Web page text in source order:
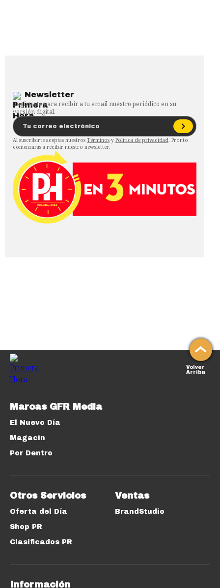
Newsletter
Regístrate para recibir a tu email nuestro periódico en su
versión digital.
Al suscribirte aceptas nuestros Términos y Política de privacidad. Pronto
comenzarás a recibir nuestro newsletter.
Volver
Arriba
Marcas GFR Media
El Nuevo Día
Magacín
Por Dentro
Otros Servicios
Oferta del Día
Shop PR
Clasificados PR
Ventas
BrandStudio
Información